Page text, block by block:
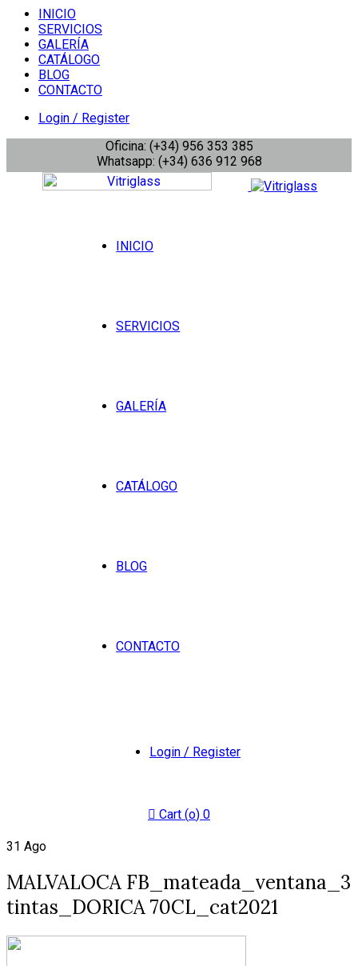
INICIO
SERVICIOS
GALERÍA
CATÁLOGO
BLOG
CONTACTO
Login / Register
Oficina: (+34) 956 353 385
Whatsapp: (+34) 636 912 968
INICIO
SERVICIOS
GALERÍA
CATÁLOGO
BLOG
CONTACTO
Login / Register
Cart (o) 0
31 Ago
MALVALOCA FB_mateada_ventana_3
tintas_DORICA 70CL_cat2021